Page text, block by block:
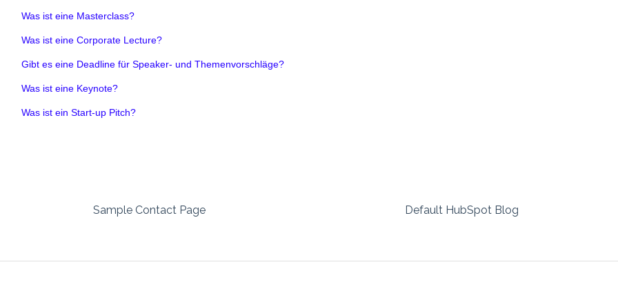
Was ist eine Masterclass?
Was ist eine Corporate Lecture?
Gibt es eine Deadline für Speaker- und Themenvorschläge?
Was ist eine Keynote?
Was ist ein Start-up Pitch?
Sample Contact Page Default HubSpot Blog